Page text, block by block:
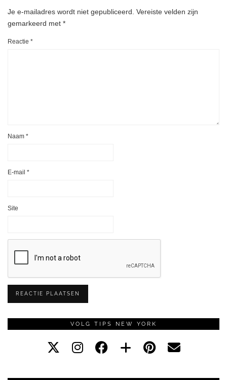
Je e-mailadres wordt niet gepubliceerd. Vereiste velden zijn
gemarkeerd met *
Reactie *
Naam *
E-mail *
Site
VOLG TIPS NEW YORK